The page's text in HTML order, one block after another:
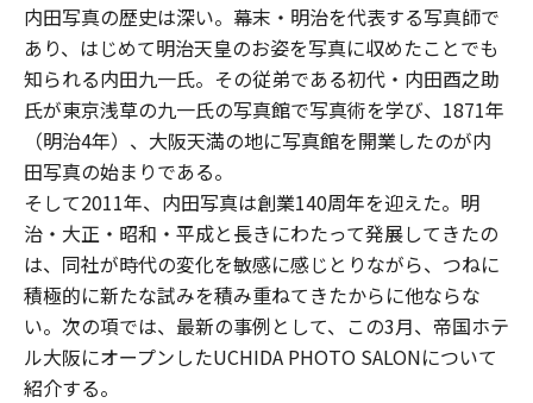
内田写真の歴史は深い。幕末・明治を代表する写真師で
あり、はじめて明治天皇のお姿を写真に収めたことでも
知られる内田九一氏。その従弟である初代・内田酉之助
氏が東京浅草の九一氏の写真館で写真術を学び、1871年
（明治4年）、大阪天満の地に写真館を開業したのが内
田写真の始まりである。
そして2011年、内田写真は創業140周年を迎えた。明
治・大正・昭和・平成と長きにわたって発展してきたの
は、同社が時代の変化を敏感に感じとりながら、つねに
積極的に新たな試みを積み重ねてきたからに他ならな
い。次の項では、最新の事例として、この3月、帝国ホテ
ル大阪にオープンしたUCHIDA PHOTO SALONについて
紹介する。